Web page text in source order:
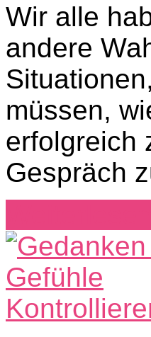
Wir alle
andere
müssen,
erfolgreich
Gespräch